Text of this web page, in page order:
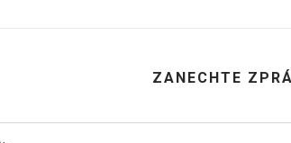
ZANECHTE